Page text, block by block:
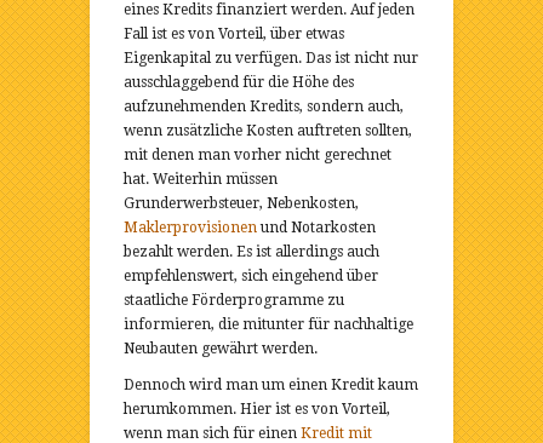
eines Kredits finanziert werden. Auf jeden
Fall ist es von Vorteil, über etwas
Eigenkapital zu verfügen. Das ist nicht nur
ausschlaggebend für die Höhe des
aufzunehmenden Kredits, sondern auch,
wenn zusätzliche Kosten auftreten sollten,
mit denen man vorher nicht gerechnet
hat. Weiterhin müssen
Grunderwerbsteuer, Nebenkosten,
Maklerprovisionenund Notarkosten
bezahlt werden. Es ist allerdings auch
empfehlenswert, sich eingehend über
staatliche Förderprogramme zu
informieren, die mitunter für nachhaltige
Neubauten gewährt werden.
Dennoch wird man um einen Kredit kaum
herumkommen. Hier ist es von Vorteil,
wenn man sich für einen Kredit mit